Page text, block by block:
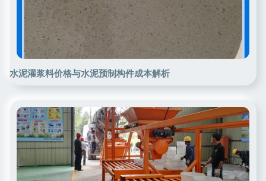
水泥灌浆料价格与水泥预制构件成本解析